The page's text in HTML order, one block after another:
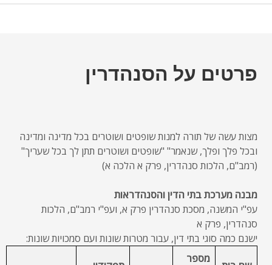
פרטים על הסנהדרין
מצות עשה של תורה למנות שופטים ושוטרים בכל מדינה ומדינה
ובכל פלך ופלך, שנאמר" "שופטים ושוטרים תתן לך בכל שעריך"
(רמב"ם, הלכות סנהדרין, פרק א הלכה א)
מבנה מערכת בתי הדין והסנהדראות
עפ"י המשנה, מסכת סנהדרין פרק א, ועפ"י רמב"ם, הלכות
סנהדרין, פרק א
ישנם כמה סוגי בתי דין, עבור מטרות שונות ועם סמכויות שונות:
מספר